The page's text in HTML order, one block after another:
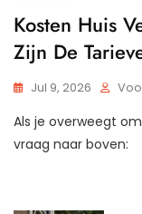
Kosten Huis
Zijn De
Jul 9, 2026
Als je overweegt
vraag naar boven: